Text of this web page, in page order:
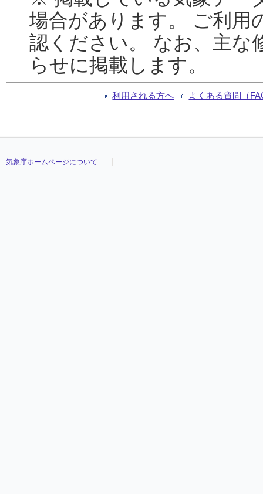
場合があります。 ご利用
認ください。 なお、主な
らせに掲載します。
利用される方へ よくある質問（
気象庁ホームページについて